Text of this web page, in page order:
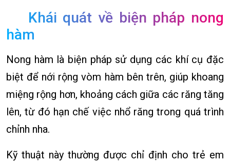
Khái quát về biện pháp nong
hàm
Nong hàm là biện pháp sử dụng các khí cụ đặc
biệt để nới rộng vòm hàm bên trên, giúp khoang
miệng rộng hơn, khoảng cách giữa các răng tăng
lên, từ đó hạn chế việc nhổ răng trong quá trình
chỉnh nha.
Kỹ thuật này thường được chỉ định cho trẻ em